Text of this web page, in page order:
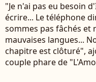
"Je n'ai pas eu besoin
écrire... Le téléphone
sommes pas fâchés et
mauvaises langues...
chapitre est clôturé",
couple phare de